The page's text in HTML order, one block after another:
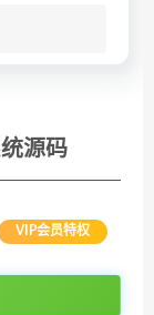
源码
VIP会员特权